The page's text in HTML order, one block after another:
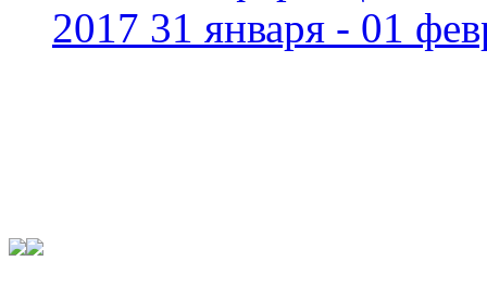
2017 31 января - 01